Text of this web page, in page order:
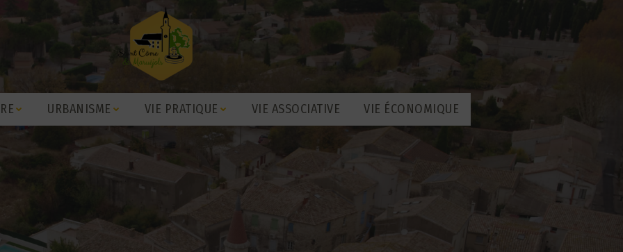
URBANISME VIE PRATIQUE VIE ASSOCIATIVE VIE ÉCONOMIQUE